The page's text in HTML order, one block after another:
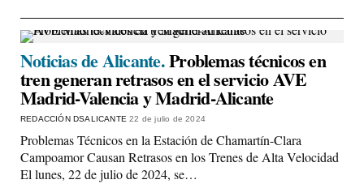
Noticias de Alicante.Problemas técnicos en
tren generan retrasos en el servicio AVE
Madrid-Valencia y Madrid-Alicante
REDACCIÓN DSALICANTE22 de julio de 2024
Problemas Técnicos en la Estación de Chamartín-Clara
Campoamor Causan Retrasos en los Trenes de Alta Velocidad
El lunes, 22 de julio de 2024, se…